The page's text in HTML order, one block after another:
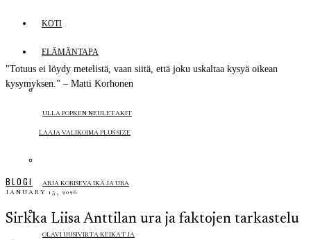
KOTI
ELÄMÄNTAPA
ULLA POPKEN NEULETAKIT
LAAJA VALIKOIMA PLUS SIZE
ARJA KORISEVA IKÄ JA URA
OLAVI UUSIVIRTA KEIKAT JA
"Totuus ei löydy metelistä, vaan siitä, että joku uskaltaa kysyä oikean
kysymyksen." – Matti Korhonen
BLOGI
JANUARY 15, 2026
Sirkka Liisa Anttilan ura ja faktojen tarkastelu